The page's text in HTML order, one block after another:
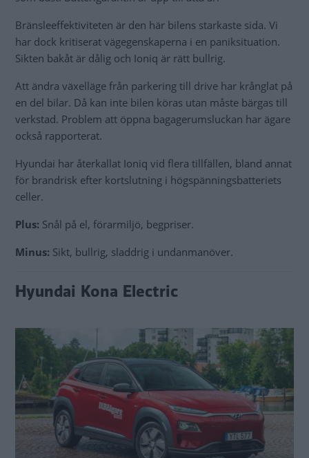
Bränsleeffektiviteten är den här bilens starkaste sida. Vi
har dock kritiserat vägegenskaperna i en paniksituation.
Sikten bakåt är dålig och Ioniq är rätt bullrig.
Att ändra växelläge från parkering till drive har krånglat på
en del bilar. Då kan inte bilen köras utan måste bärgas till
verkstad. Problem att öppna bagagerumsluckan har ägare
också rapporterat.
Hyundai har återkallat Ioniq vid flera tillfällen, bland annat
för brandrisk efter kortslutning i högspänningsbatteriets
celler.
Plus: Snål på el, förarmiljö, begpriser.
Minus: Sikt, bullrig, sladdrig i undanmanöver.
Hyundai Kona Electric